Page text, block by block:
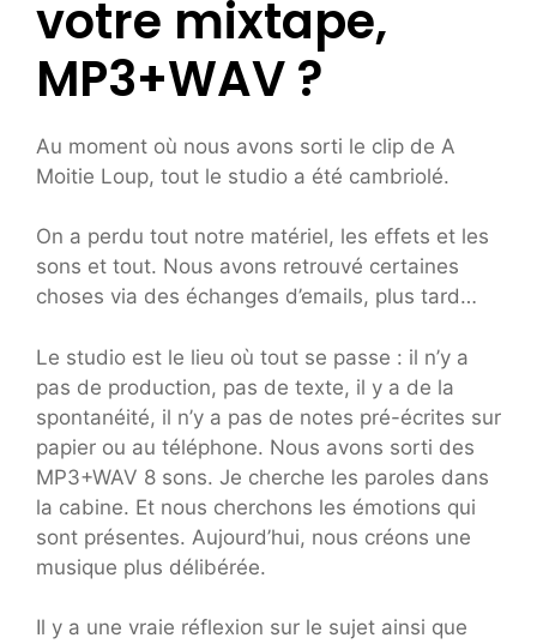
votre mixtape,
MP3+WAV ?
Au moment où nous avons sorti le clip de A
Moitie Loup, tout le studio a été cambriolé.
On a perdu tout notre matériel, les effets et les
sons et tout. Nous avons retrouvé certaines
choses via des échanges d’emails, plus tard…
Le studio est le lieu où tout se passe : il n’y a
pas de production, pas de texte, il y a de la
spontanéité, il n’y a pas de notes pré-écrites sur
papier ou au téléphone. Nous avons sorti des
MP3+WAV 8 sons. Je cherche les paroles dans
la cabine. Et nous cherchons les émotions qui
sont présentes. Aujourd’hui, nous créons une
musique plus délibérée.
Il y a une vraie réflexion sur le sujet ainsi que